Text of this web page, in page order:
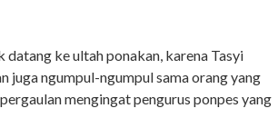
datang ke ultah ponakan, karena Tasyi
juga ngumpul-ngumpul sama orang yang
mengingat pengurus ponpes yang